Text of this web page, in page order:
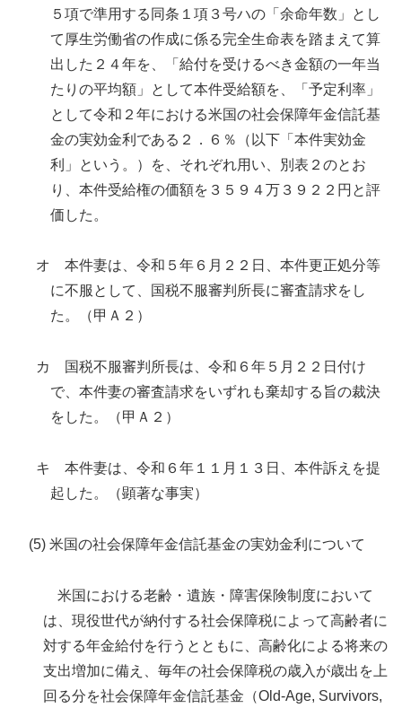
５項で準用する同条１項３号ハの「余命年数」とし
て厚生労働省の作成に係る完全生命表を踏まえて算
出した２４年を、「給付を受けるべき金額の一年当
たりの平均額」として本件受給額を、「予定利率」
として令和２年における米国の社会保障年金信託基
金の実効金利である２．６％（以下「本件実効金
利」という。）を、それぞれ用い、別表２のとお
り、本件受給権の価額を３５９４万３９２２円と評
価した。
オ 本件妻は、令和５年６月２２日、本件更正処分等
に不服として、国税不服審判所長に審査請求をし
た。（甲Ａ２）
カ 国税不服審判所長は、令和６年５月２２日付け
で、本件妻の審査請求をいずれも棄却する旨の裁決
をした。（甲Ａ２）
キ 本件妻は、令和６年１１月１３日、本件訴えを提
起した。（顕著な事実）
(5) 米国の社会保障年金信託基金の実効金利について
米国における老齢・遺族・障害保険制度において
は、現役世代が納付する社会保障税によって高齢者に
対する年金給付を行うとともに、高齢化による将来の
支出増加に備え、毎年の社会保障税の歳入が歳出を上
回る分を社会保障年金信託基金（Old-Age, Survivors,